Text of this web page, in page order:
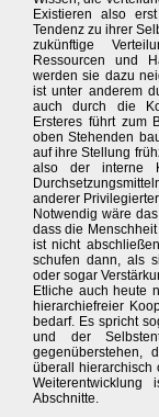
Existieren also
Tendenz zu ihrer
zukünftige
Ressourcen und
werden sie dazu
ist unter anderem
auch durch die
Ersteres führt zum
oben Stehenden
auf ihre Stellung
also der interne
anderer
Notwendig wäre
dass die
ist nicht
schufen dann, als
oder sogar
Etliche auch heute
hierarchiefreier
bedarf. Es spricht
und der
gegenüberstehen,
überall hierarchisch
Abschnitte.